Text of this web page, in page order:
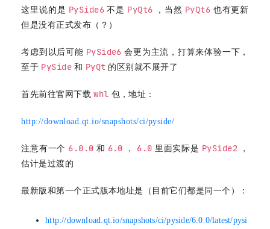
这里说的是 PySide6 不是 PyQt6 ，当然 PyQt6 也有更新
但是没有正式发布（？）
考虑到以后可能 PySide6 会更为主流，打算来体验一下，
至于 PySide 和 PyQt 的区别就不展开了
首先前往官网下载 whl 包，地址：
http://download.qt.io/snapshots/ci/pyside/
注意有一个 6.0.0 和 6.0 ， 6.0 里面实际是 PySide2
，
估计是过渡的
最新版和第一个正式版本地址是（目前它们都是同一个）：
http://download.qt.io/snapshots/ci/pyside/6.0.0/latest/pysi